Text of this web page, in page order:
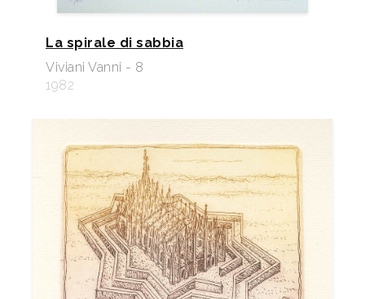
La spirale di sabbia
Viviani Vanni - 8
1982